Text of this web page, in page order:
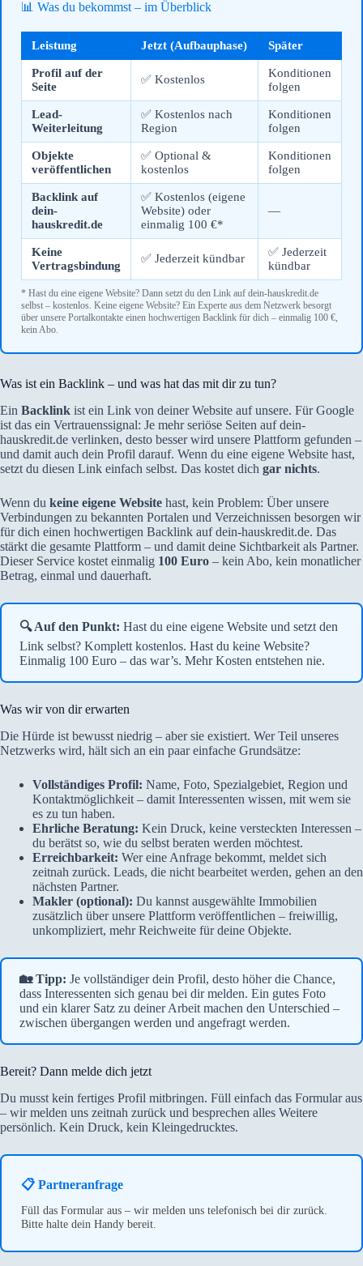
📊 Was du bekommst – im Überblick
Leistung Jetzt (Aufbauphase) Später
Profil auf der
Seite
✅ Kostenlos
Konditionen
folgen
Lead-
Weiterleitung
✅ Kostenlos nach
Region
Konditionen
folgen
Objekte
veröffentlichen
✅ Optional &
kostenlos
Konditionen
folgen
Backlink auf
dein-
hauskredit.de
✅ Kostenlos (eigene
Website) oder
einmalig 100 €*
—
Keine
Vertragsbindung
✅ Jederzeit kündbar
✅ Jederzeit
kündbar
* Hast du eine eigene Website? Dann setzt du den Link auf dein-hauskredit.de
selbst – kostenlos. Keine eigene Website? Ein Experte aus dem Netzwerk besorgt
über unsere Portalkontakte einen hochwertigen Backlink für dich – einmalig 100 €,
kein Abo.
Was ist ein Backlink – und was hat das mit dir zu tun?
Ein Backlink ist ein Link von deiner Website auf unsere. Für Google
ist das ein Vertrauenssignal: Je mehr seriöse Seiten auf dein-
hauskredit.de verlinken, desto besser wird unsere Plattform gefunden –
und damit auch dein Profil darauf. Wenn du eine eigene Website hast,
setzt du diesen Link einfach selbst. Das kostet dich gar nichts.
Wenn du keine eigene Website hast, kein Problem: Über unsere
Verbindungen zu bekannten Portalen und Verzeichnissen besorgen wir
für dich einen hochwertigen Backlink auf dein-hauskredit.de. Das
stärkt die gesamte Plattform – und damit deine Sichtbarkeit als Partner.
Dieser Service kostet einmalig 100 Euro – kein Abo, kein monatlicher
Betrag, einmal und dauerhaft.
🔍 Auf den Punkt: Hast du eine eigene Website und setzt den
Link selbst? Komplett kostenlos. Hast du keine Website?
Einmalig 100 Euro – das war’s. Mehr Kosten entstehen nie.
Was wir von dir erwarten
Die Hürde ist bewusst niedrig – aber sie existiert. Wer Teil unseres
Netzwerks wird, hält sich an ein paar einfache Grundsätze:
Vollständiges Profil: Name, Foto, Spezialgebiet, Region und
Kontaktmöglichkeit – damit Interessenten wissen, mit wem sie
es zu tun haben.
Ehrliche Beratung: Kein Druck, keine versteckten Interessen –
du berätst so, wie du selbst beraten werden möchtest.
Erreichbarkeit: Wer eine Anfrage bekommt, meldet sich
zeitnah zurück. Leads, die nicht bearbeitet werden, gehen an den
nächsten Partner.
Makler (optional): Du kannst ausgewählte Immobilien
zusätzlich über unsere Plattform veröffentlichen – freiwillig,
unkompliziert, mehr Reichweite für deine Objekte.
🏡 Tipp: Je vollständiger dein Profil, desto höher die Chance,
dass Interessenten sich genau bei dir melden. Ein gutes Foto
und ein klarer Satz zu deiner Arbeit machen den Unterschied –
zwischen übergangen werden und angefragt werden.
Bereit? Dann melde dich jetzt
Du musst kein fertiges Profil mitbringen. Füll einfach das Formular aus
– wir melden uns zeitnah zurück und besprechen alles Weitere
persönlich. Kein Druck, kein Kleingedrucktes.
📋 Partneranfrage
Füll das Formular aus – wir melden uns telefonisch bei dir zurück.
Bitte halte dein Handy bereit.